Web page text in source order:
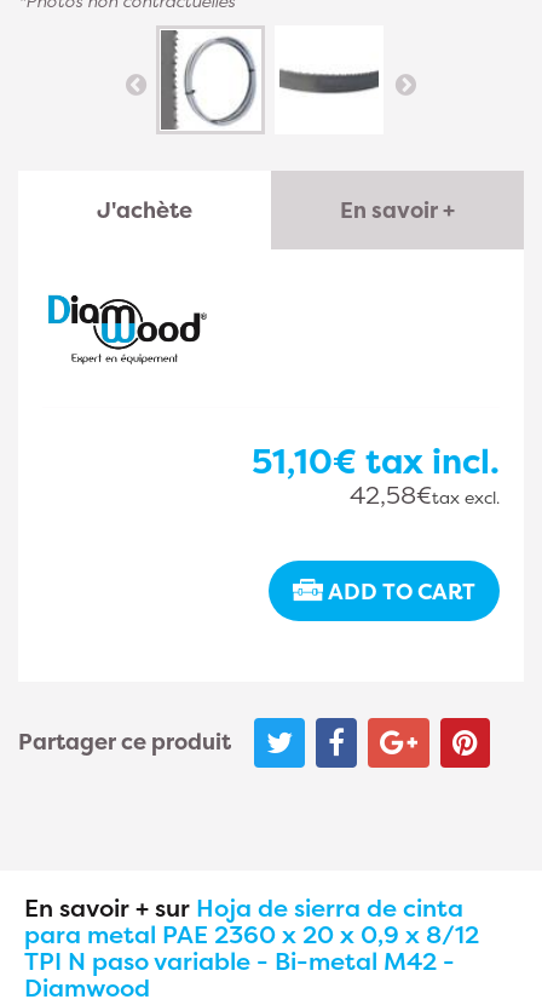
J'achète En savoir +
51,10€ tax incl.
42,58€tax excl.
ADD TO CART
Partager ce produit
En savoir + sur Hoja de sierra de cinta
para metal PAE 2360 x 20 x 0,9 x 8/12
TPI N paso variable - Bi-metal M42 -
Diamwood